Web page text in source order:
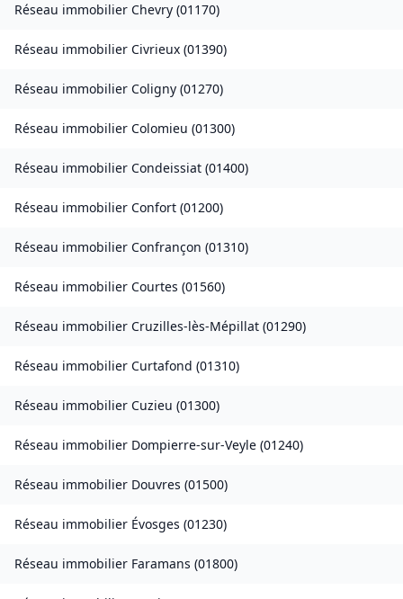
Réseau immobilier Chevry (01170)
Réseau immobilier Civrieux (01390)
Réseau immobilier Coligny (01270)
Réseau immobilier Colomieu (01300)
Réseau immobilier Condeissiat (01400)
Réseau immobilier Confort (01200)
Réseau immobilier Confrançon (01310)
Réseau immobilier Courtes (01560)
Réseau immobilier Cruzilles-lès-Mépillat (01290)
Réseau immobilier Curtafond (01310)
Réseau immobilier Cuzieu (01300)
Réseau immobilier Dompierre-sur-Veyle (01240)
Réseau immobilier Douvres (01500)
Réseau immobilier Évosges (01230)
Réseau immobilier Faramans (01800)